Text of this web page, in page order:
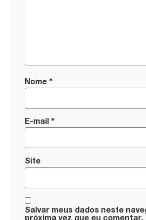
Nome*
E-mail*
Site
Salvar meus dados neste